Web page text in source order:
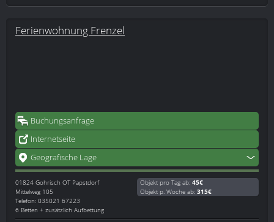
Ferienwohnung Frenzel
Buchungsanfrage
Internetseite
Geografische Lage
01824 Gohrisch OT Papstdorf
Mittelweg 105
Telefon: 035021 67223
6 Betten + zusätzlich Aufbettung
Objekt pro Tag ab: 45€
Objekt p. Woche ab: 315€